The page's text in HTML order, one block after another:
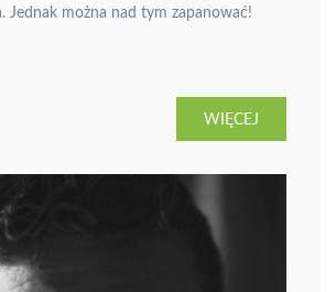
Jednak można nad tym zapanować!
WIĘCEJ